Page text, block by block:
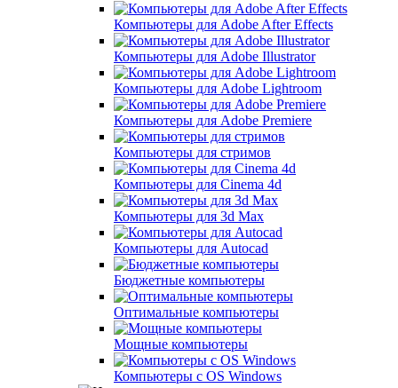
Компьютеры для Adobe After Effects
Компьютеры для Adobe Illustrator
Компьютеры для Adobe Lightroom
Компьютеры для Adobe Premiere
Компьютеры для стримов
Компьютеры для Cinema 4d
Компьютеры для 3d Max
Компьютеры для Autocad
Бюджетные компьютеры
Оптимальные компьютеры
Мощные компьютеры
Компьютеры с OS Windows